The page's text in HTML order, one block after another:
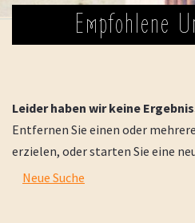
Empfohlene
Leider haben wir keine
Entfernen Sie einen oder
erzielen, oder starten Sie eine
Neue Suche